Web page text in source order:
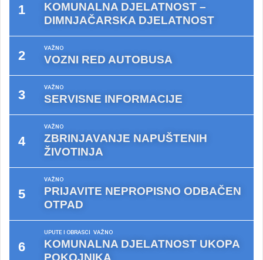
KOMUNALNA DJELATNOST –
DIMNJAČARSKA DJELATNOST
VAŽNO
VOZNI RED AUTOBUSA
VAŽNO
SERVISNE INFORMACIJE
VAŽNO
ZBRINJAVANJE NAPUŠTENIH
ŽIVOTINJA
VAŽNO
PRIJAVITE NEPROPISNO ODBAČEN
OTPAD
UPUTE I OBRASCI VAŽNO
KOMUNALNA DJELATNOST UKOPA